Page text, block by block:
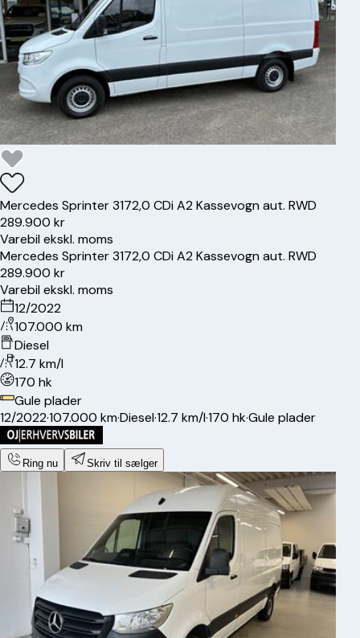
Mercedes Sprinter 3172,0 CDi A2 Kassevogn aut. RWD
289.900 kr
Varebil ekskl. moms
Mercedes Sprinter 3172,0 CDi A2 Kassevogn aut. RWD
289.900 kr
Varebil ekskl. moms
12/2022
107.000 km
Diesel
12.7 km/l
170 hk
Gule plader
12/2022·107.000 km·Diesel·12.7 km/l·170 hk·Gule plader
Ring nu Skriv til sælger